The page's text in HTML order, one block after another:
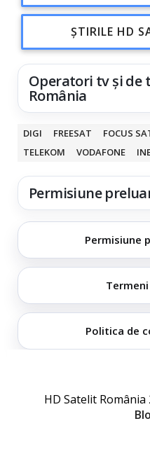
ȘTIRILE HD
Operatori tv și de
România
DIGI FREESAT FOCUS
TELEKOM
VODAFONE
Permisiune
Permisiune
Politica de
HD Satelit